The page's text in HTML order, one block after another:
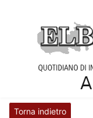
Torna indietro